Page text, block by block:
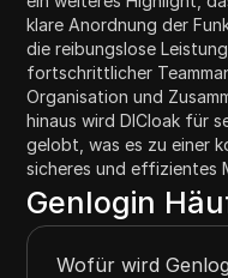
klare Anordnung der
die reibungslose
fortschrittlicher
Organisation und
hinaus wird DICloak für
gelobt, was es zu einer
sicheres und effizientes
Genlogin
Wofür wird